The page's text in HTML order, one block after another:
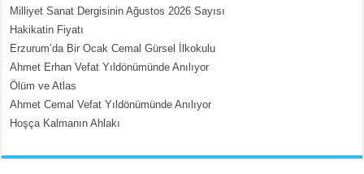
İçerdeki Put Dışardaki Maskeler...
Milliyet Sanat Dergisinin Ağustos 2026 Sayısı
Hakikatin Fiyatı
Erzurum’da Bir Ocak Cemal Gürsel İlkokulu
Ahmet Erhan Vefat Yıldönümünde Anılıyor
Ölüm ve Atlas
Ahmet Cemal Vefat Yıldönümünde Anılıyor
Hoşça Kalmanın Ahlakı